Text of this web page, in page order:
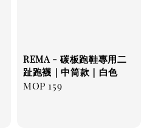
REMA - 碳板跑鞋專用二
趾跑襪｜中筒款｜白色
Regular
MOP 159